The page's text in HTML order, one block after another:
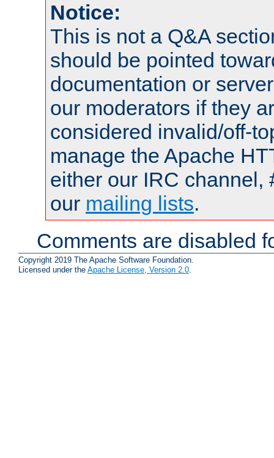
Notice:
This is not a Q&A
should be pointed
documentation or
our moderators if they
considered invalid/off-
manage the Apache
either our IRC channel,
our mailing lists.
Comments are disabled
Copyright 2019 The Apache Software Foundation.
Licensed under the Apache License, Version 2.0.